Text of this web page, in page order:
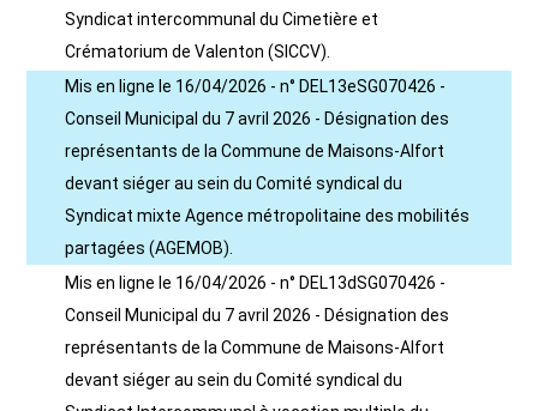
Syndicat intercommunal du Cimetière et
Crématorium de Valenton (SICCV).
Mis en ligne le 16/04/2026 - n° DEL13eSG070426 -
Conseil Municipal du 7 avril 2026 - Désignation des
représentants de la Commune de Maisons-Alfort
devant siéger au sein du Comité syndical du
Syndicat mixte Agence métropolitaine des mobilités
partagées (AGEMOB).
Mis en ligne le 16/04/2026 - n° DEL13dSG070426 -
Conseil Municipal du 7 avril 2026 - Désignation des
représentants de la Commune de Maisons-Alfort
devant siéger au sein du Comité syndical du